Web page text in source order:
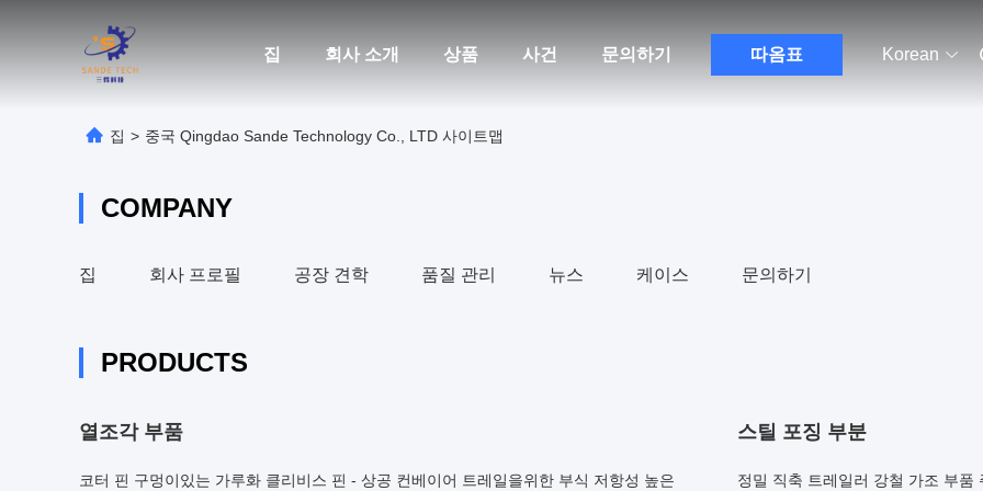
집 회사 소개 상품 사건 문의하기 따옴표 Korean
집 > 중국 Qingdao Sande Technology Co., LTD 사이트맵
COMPANY
집 회사 프로필 공장 견학 품질 관리 뉴스 케이스 문의하기
PRODUCTS
열조각 부품
코터 핀 구멍이있는 가루화 클리비스 핀 - 상공 컨베이어 트레일을위한 부식 저항성 높은
스틸 포징 부분
정밀 직축 트레일러 강철 가조 부품